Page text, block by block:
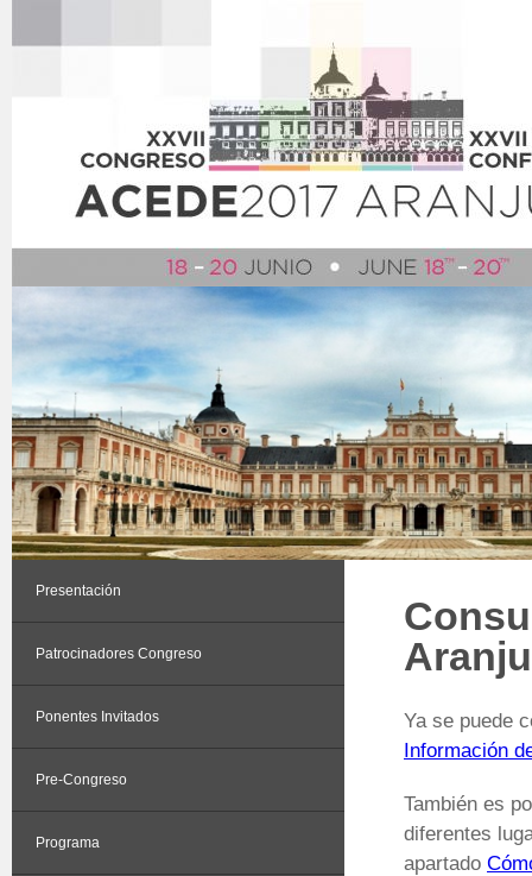
Presentación
Patrocinadores Congreso
Ponentes Invitados
Pre-Congreso
Programa
Ya se puede
Información
También es
diferentes
apartado